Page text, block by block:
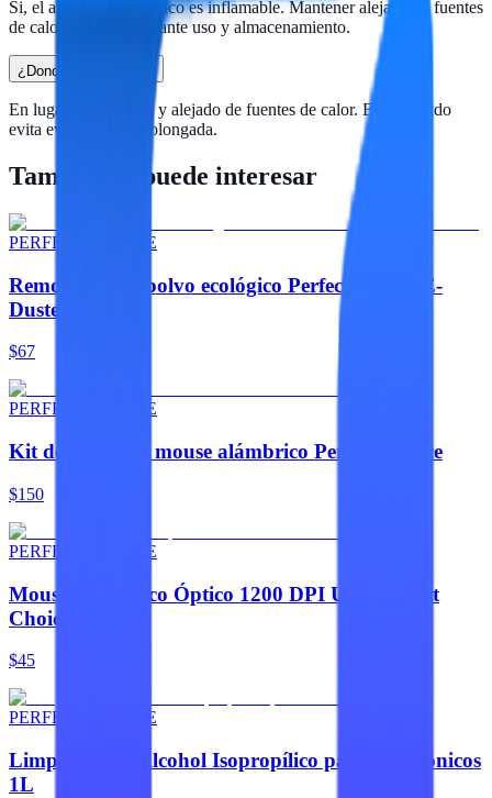
Si, el alcohol isopropilico es inflamable. Mantener alejado de fuentes
de calor o chispas durante uso y almacenamiento.
¿Donde guardarlo?
En lugar fresco, seco y alejado de fuentes de calor. Bien cerrado
evita evaporacion prolongada.
También te puede interesar
PERFECT CHOICE
Removedor de polvo ecológico Perfect Choice E-
Duster 330 ML
$67
PERFECT CHOICE
Kit de teclado y mouse alámbrico Perfect Choice
$150
PERFECT CHOICE
Mouse Alámbrico Óptico 1200 DPI USB Perfect
Choice
$45
PERFECT CHOICE
Limpiador de Alcohol Isopropílico para Electrónicos
1L